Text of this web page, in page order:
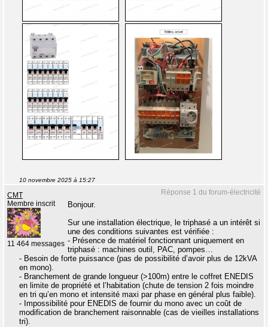
10 novembre 2025 à 15:27
Réponse 1 du forum-électricité
CMT
Membre inscrit
11 464 messages
Bonjour.
Sur une installation électrique, le triphasé a un intérêt si
une des conditions suivantes est vérifiée :
- Présence de matériel fonctionnant uniquement en
triphasé : machines outil, PAC, pompes…
- Besoin de forte puissance (pas de possibilité d’avoir plus de 12kVA
en mono).
- Branchement de grande longueur (>100m) entre le coffret ENEDIS
en limite de propriété et l’habitation (chute de tension 2 fois moindre
en tri qu’en mono et intensité maxi par phase en général plus faible).
- Impossibilité pour ENEDIS de fournir du mono avec un coût de
modification de branchement raisonnable (cas de vieilles installations
tri).